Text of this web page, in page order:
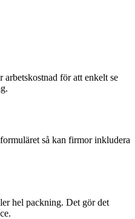
för att enkelt se
så kan firmor inkludera
hel packning. Det gör det